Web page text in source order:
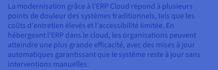
La modernisation grâce à l'ERP Cloud répond à plusieurs
points de douleur des systèmes traditionnels, tels que les
coûts d'entretien élevés et l'accessibilité limitée. En
hébergeant l'ERP dans le cloud, les organisations peuvent
atteindre une plus grande efficacité, avec des mises à jour
automatiques garantissant que le système reste à jour sans
interventions manuelles.